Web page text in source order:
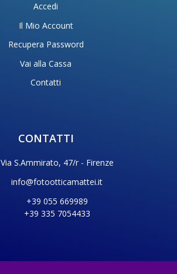
Accedi
Il Mio Account
Recupera Password
Vai alla Cassa
Contatti
CONTATTI
Via S.Ammirato, 47/r - Firenze
info@fotootticamattei.it
+39 055 669989
+39 335 7054433